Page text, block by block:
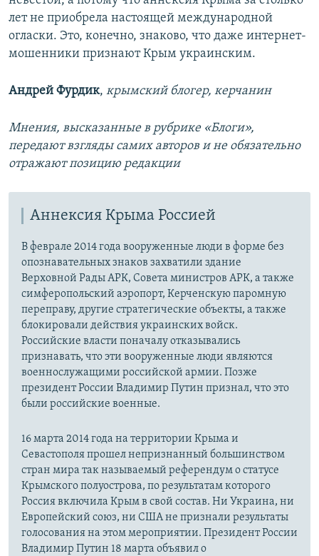
лет не приобрела настоящей международной
огласки. Это, конечно, знаково, что даже интернет-
мошенники признают Крым украинским.
Андрей Фурдик, крымский блогер, керчанин
Мнения, высказанные в рубрике «Блоги»,
передают взгляды самих авторов и не обязательно
отражают позицию редакции
Аннексия Крыма Россией
В феврале 2014 года вооруженные люди в форме без
опознавательных знаков захватили здание
Верховной Рады АРК, Совета министров АРК, а также
симферопольский аэропорт, Керченскую паромную
переправу, другие стратегические объекты, а также
блокировали действия украинских войск.
Российские власти поначалу отказывались
признавать, что эти вооруженные люди являются
военнослужащими российской армии. Позже
президент России Владимир Путин признал, что это
были российские военные.
16 марта 2014 года на территории Крыма и
Севастополя прошел непризнанный большинством
стран мира так называемый референдум о статусе
Крымского полуострова, по результатам которого
Россия включила Крым в свой состав. Ни Украина, ни
Европейский союз, ни США не признали результаты
голосования на этом мероприятии. Президент России
Владимир Путин 18 марта объявил о